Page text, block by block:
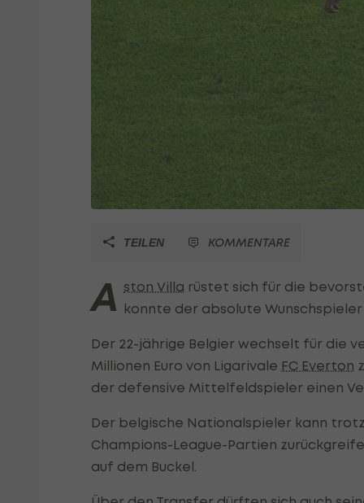
TEILEN KOMMENTARE
A ston Villa rüstet sich für die
konnte der absolute
Der 22-jährige Belgier wechselt für die
Millionen Euro von Ligarivale FC Everton
der defensive Mittelfeldspieler einen
Der belgische Nationalspieler kann
Champions-League-Partien
auf dem Buckel.